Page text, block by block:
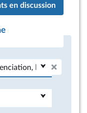
en discussion